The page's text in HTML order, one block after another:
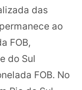
das
ao
FOB,
do Sul
FOB. No